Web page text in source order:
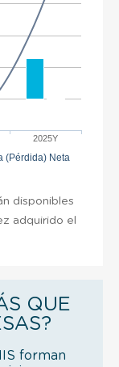
2025Y
(Pérdida) Neta
disponibles
adquirido el
QUE
forman